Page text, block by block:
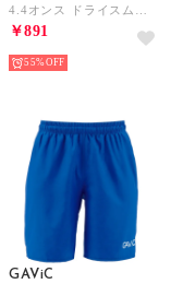
￥891
55%
GAViC